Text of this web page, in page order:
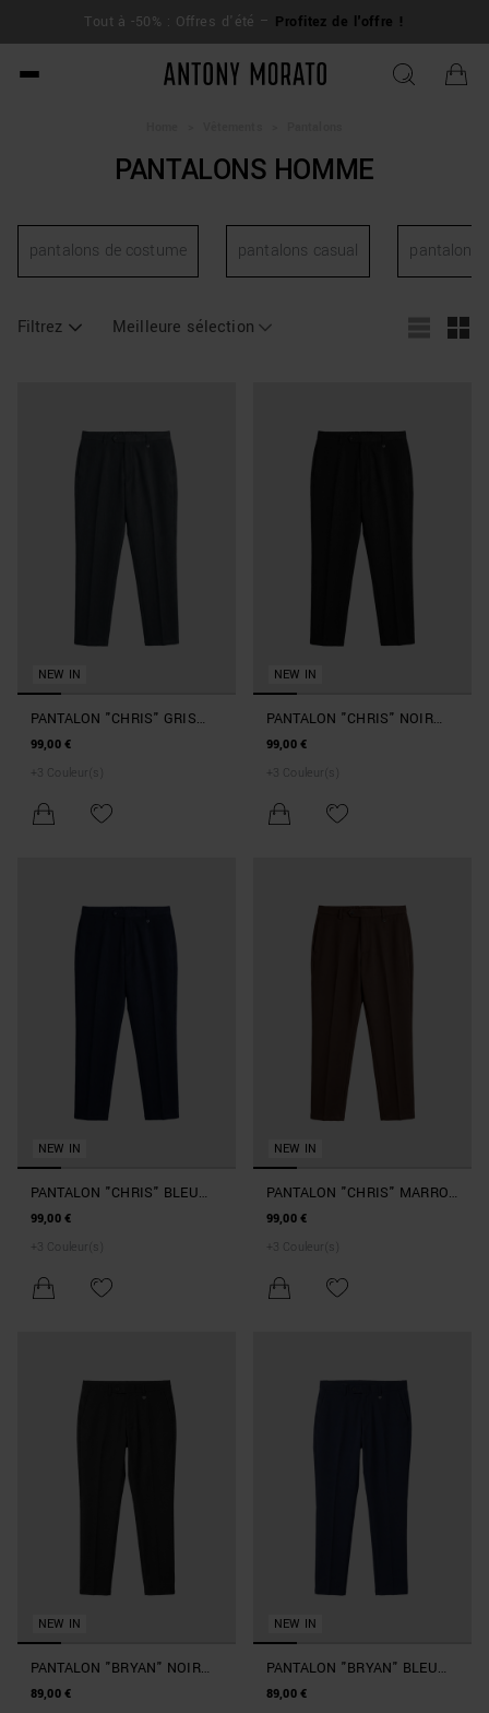
Tout à -50% : Offres d'été – Profitez de l'offre !
Antony Morato - Official
PANTALONS HOMME
pantalons de costume pantalons casual pantalons
Filtrez Meilleure sélection
NEW IN
PANTALON "CHRIS" GRIS
CHINÉ FONCÉ REGULAR FIT
99,00 €
+ 3 Couleur(s)
NEW IN
PANTALON "CHRIS" NOIR
REGULAR FIT EN VISCOSE
99,00 €
+ 3 Couleur(s)
NEW IN
PANTALON "CHRIS" BLEU
MARINE REGULAR FIT EN
99,00 €
+ 3 Couleur(s)
NEW IN
PANTALON "CHRIS" MARRON
FONCÉ REGULAR FIT EN
99,00 €
+ 3 Couleur(s)
NEW IN
PANTALON "BRYAN" NOIR
SLIM FIT EN TWILL STRETCH
89,00 €
NEW IN
PANTALON "BRYAN" BLEU
MARINE SLIM FIT EN TWILL
89,00 €